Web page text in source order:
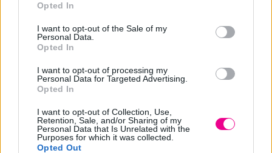
Opted In
I want to opt-out of the Sale of my
Personal Data.
Opted In
I want to opt-out of processing my
Personal Data for Targeted Advertising.
Opted In
I want to opt-out of Collection, Use,
Retention, Sale, and/or Sharing of my
Personal Data that Is Unrelated with the
Purposes for which it was collected.
Opted Out
Μωβ σκληρότητα
80/120
Επιλογή
λείανση και λάμψη
Επιλογή